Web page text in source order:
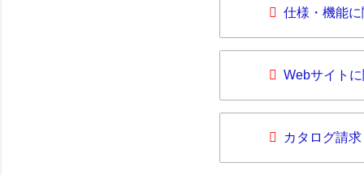
仕様・機能
Webサイト
カタログ請求